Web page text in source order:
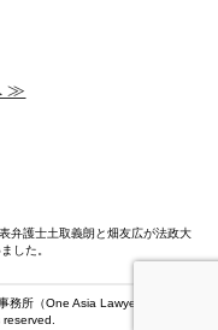
弁護士土取義朗と畑友広が法政大
した。
≫
務所（One Asia Lawyers